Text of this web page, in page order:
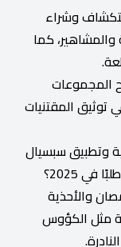
وشراء
والمشاهير، كما
المجموعات
المقتنيات
وتطبيق سبسيال
2025؟
والأحذية
مثل الكؤوس